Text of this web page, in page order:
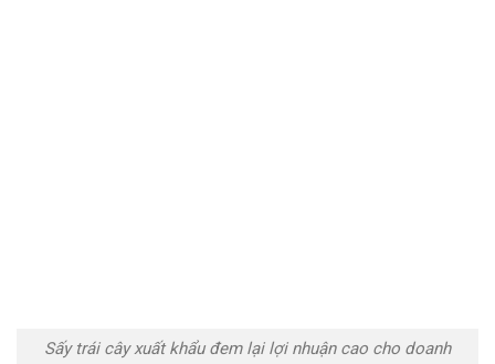
Sấy trái cây xuất khẩu đem lại lợi nhuận cao cho doanh